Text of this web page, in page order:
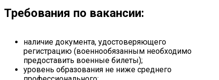
Требования по вакансии:
наличие документа, удостоверяющего
регистрацию (военнообязанным необходимо
предоставить военные билеты);
уровень образования не ниже среднего